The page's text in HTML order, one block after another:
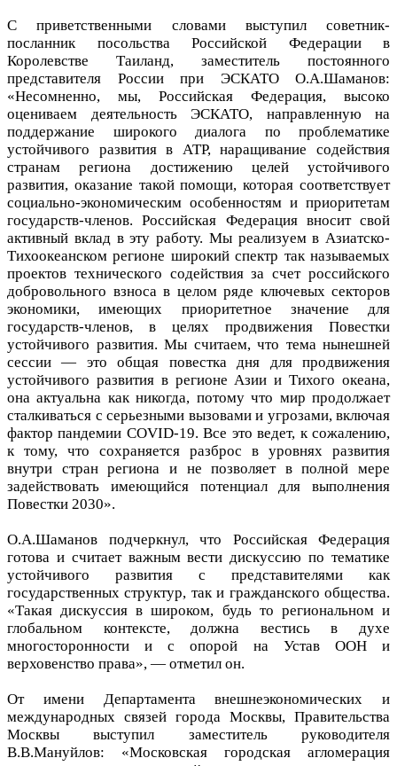
С приветственными словами выступил советник-
посланник посольства Российской Федерации в
Королевстве Таиланд, заместитель постоянного
представителя России при ЭСКАТО О.А.Шаманов:
«Несомненно, мы, Российская Федерация, высоко
оцениваем деятельность ЭСКАТО, направленную на
поддержание широкого диалога по проблематике
устойчивого развития в АТР, наращивание содействия
странам региона достижению целей устойчивого
развития, оказание такой помощи, которая соответствует
социально-экономическим особенностям и приоритетам
государств-членов. Российская Федерация вносит свой
активный вклад в эту работу. Мы реализуем в Азиатско-
Тихоокеанском регионе широкий спектр так называемых
проектов технического содействия за счет российского
добровольного взноса в целом ряде ключевых секторов
экономики, имеющих приоритетное значение для
государств-членов, в целях продвижения Повестки
устойчивого развития. Мы считаем, что тема нынешней
сессии — это общая повестка дня для продвижения
устойчивого развития в регионе Азии и Тихого океана,
она актуальна как никогда, потому что мир продолжает
сталкиваться с серьезными вызовами и угрозами, включая
фактор пандемии COVID-19. Все это ведет, к сожалению,
к тому, что сохраняется разброс в уровнях развития
внутри стран региона и не позволяет в полной мере
задействовать имеющийся потенциал для выполнения
Повестки 2030».
О.А.Шаманов подчеркнул, что Российская Федерация
готова и считает важным вести дискуссию по тематике
устойчивого развития с представителями как
государственных структур, так и гражданского общества.
«Такая дискуссия в широком, будь то региональном и
глобальном контексте, должна вестись в духе
многосторонности и с опорой на Устав ООН и
верховенство права», — отметил он.
От имени Департамента внешнеэкономических и
международных связей города Москвы, Правительства
Москвы выступил заместитель руководителя
В.В.Мануйлов: «Московская городская агломерация